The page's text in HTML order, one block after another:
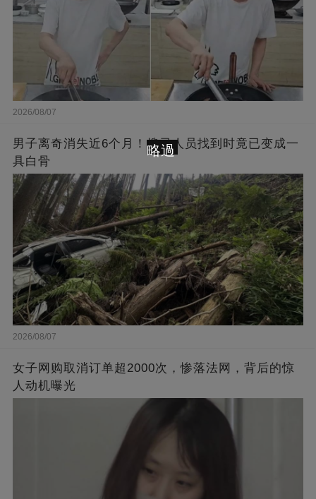
2026/08/07
男子离奇消失近6个月！搜寻人员找到时竟已变成一
具白骨
2026/08/07
女子网购取消订单超2000次，惨落法网，背后的惊
人动机曝光
略過